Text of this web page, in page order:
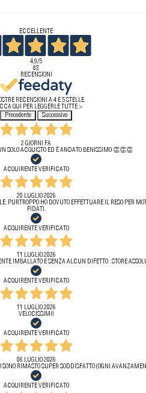
ECCELLENTE
4,9/5
83
RECENSIONI
RECENSIONI A 4 E 5 STELLE.
QUI PER LEGGERLE TUTTE >
Precedente
Successivo
2 GIORNI FA
SOLO ACQUISTO ED È ANDATO BENISSIMO 👏👏👏
ACQUIRENTE VERIFICATO
20 LUGLIO 2026
PURTROPPO HO DOVUTO EFFETTUARE IL RESO
FIDATI.
ACQUIRENTE VERIFICATO
11 LUGLIO 2026
IMBALLATO E SENZA ALCUN DIFETTO . STORE
ACQUIRENTE VERIFICATO
11 LUGLIO 2026
VELOCISSIMI!
ACQUIRENTE VERIFICATO
06 LUGLIO 2026
RIMASTO SUPER SODDISFATTO (OGNI
ACQUIRENTE VERIFICATO